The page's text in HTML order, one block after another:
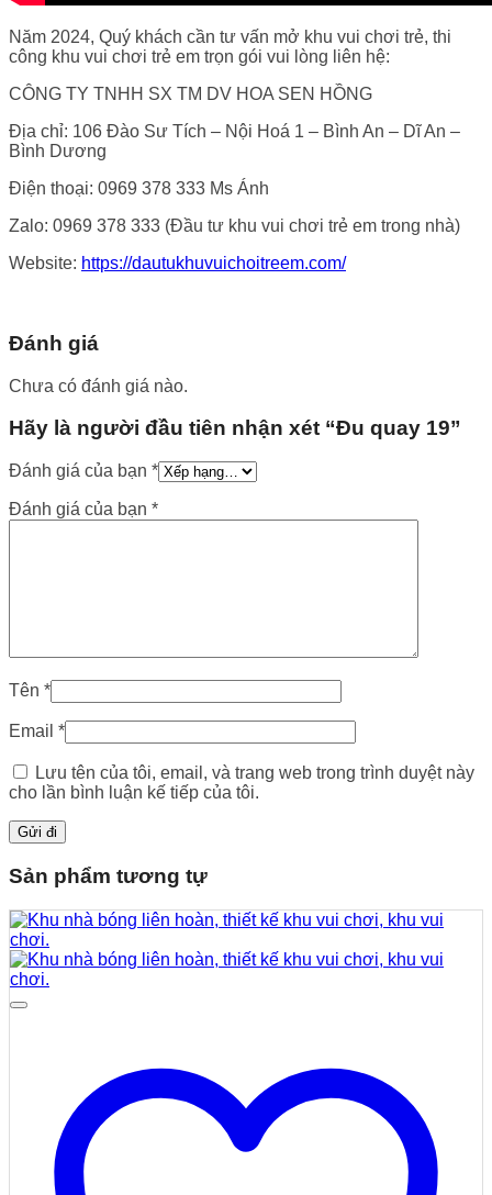
Năm 2024, Quý khách cần tư vấn mở khu vui chơi trẻ, thi
công khu vui chơi trẻ em trọn gói vui lòng liên hệ:
CÔNG TY TNHH SX TM DV HOA SEN HỒNG
Địa chỉ: 106 Đào Sư Tích – Nội Hoá 1 – Bình An – Dĩ An –
Bình Dương
Điện thoại: 0969 378 333 Ms Ánh
Zalo: 0969 378 333 (Đầu tư khu vui chơi trẻ em trong nhà)
Website: https://dautukhuvuichoitreem.com/
Đánh giá
Chưa có đánh giá nào.
Hãy là người đầu tiên nhận xét “Đu quay 19”
Đánh giá của bạn *
Đánh giá của bạn *
Tên *
Email *
Lưu tên của tôi, email, và trang web trong trình duyệt này
cho lần bình luận kế tiếp của tôi.
Sản phẩm tương tự